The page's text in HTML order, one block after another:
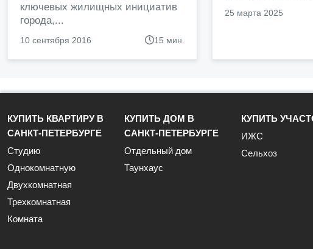
ключевых жилищных инициатив
города,...
10 сентября 2016 15 мин.
25 марта 2025
КУПИТЬ КВАРТИРУ В
САНКТ-ПЕТЕРБУРГЕ
Студию
Однокомнатную
Двухкомнатная
Трехкомнатная
Комната
КУПИТЬ ДОМ В
САНКТ-ПЕТЕРБУРГЕ
Отдельный дом
Таунхаус
КУПИТЬ
ИЖС
Сельхоз